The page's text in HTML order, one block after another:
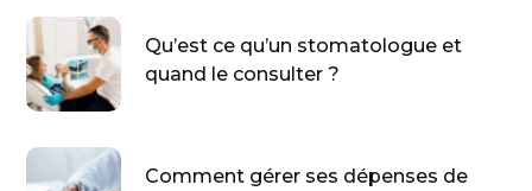
Qu’est ce qu’un stomatologue et
quand le consulter ?
Comment gérer ses dépenses de